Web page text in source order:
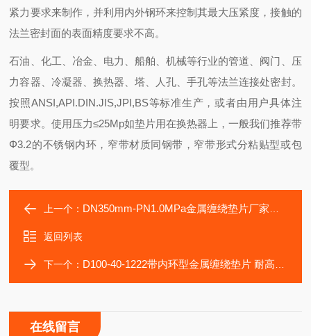
紧力要求来制作，并利用内外钢环来控制其最大压紧度，接触的
法兰密封面的表面精度要求不高。
石油、化工、冶金、电力、船舶、机械等行业的管道、阀门、压
力容器、冷凝器、换热器、塔、人孔、手孔等法兰连接处密封。
按照ANSI,API.DIN.JIS,JPI,BS等标准生产，或者由用户具体注
明要求。使用压力≤25Mp如垫片用在换热器上，一般我们推荐带
Φ3.2的不锈钢内环，窄带材质同钢带，窄带形式分粘贴型或包
覆型。
上一个： DN350mm-PN1.0MPa金属缠绕垫片厂家生产批发
返回列表
下一个： D100-40-1222带内环型金属缠绕垫片 耐高温云母垫片
在线留言